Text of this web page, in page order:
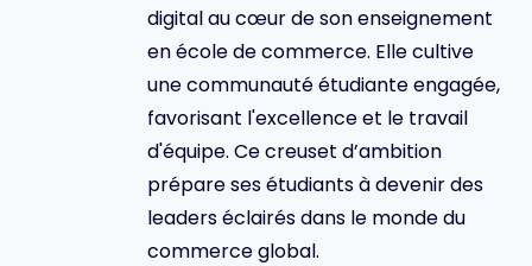
digital au cœur de son enseignement
en école de commerce. Elle cultive
une communauté étudiante engagée,
favorisant l'excellence et le travail
d'équipe. Ce creuset d’ambition
prépare ses étudiants à devenir des
leaders éclairés dans le monde du
commerce global.